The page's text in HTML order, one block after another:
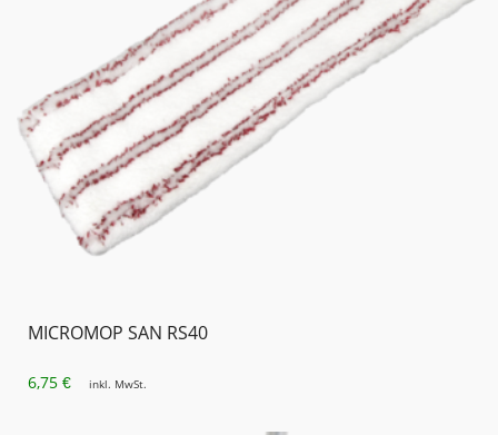
MICROMOP SAN RS40
6,75 € inkl. MwSt.